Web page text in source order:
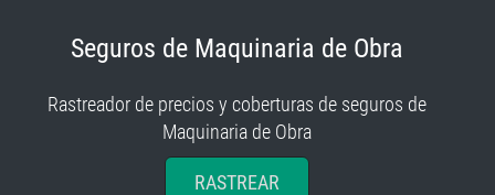
Seguros de Maquinaria de Obra
Rastreador de precios y coberturas de seguros de
Maquinaria de Obra
RASTREAR